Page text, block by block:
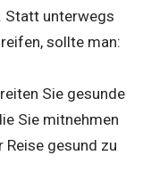
Statt unterwegs
sollte man:
Sie gesunde
Sie mitnehmen
Reise gesund zu